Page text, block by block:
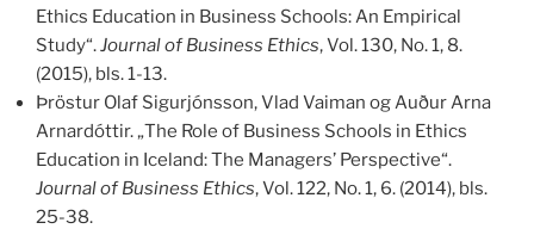
Ethics Education in Business Schools: An Empirical
Study“.Journal of Business Ethics, Vol. 130, No. 1, 8.
(2015), bls. 1-13.
Þröstur Olaf Sigurjónsson, Vlad Vaiman og Auður Arna
Arnardóttir. „The Role of Business Schools in Ethics
Education in Iceland: The Managers’ Perspective“.
Journal of Business Ethics, Vol. 122, No. 1, 6. (2014), bls.
25-38.